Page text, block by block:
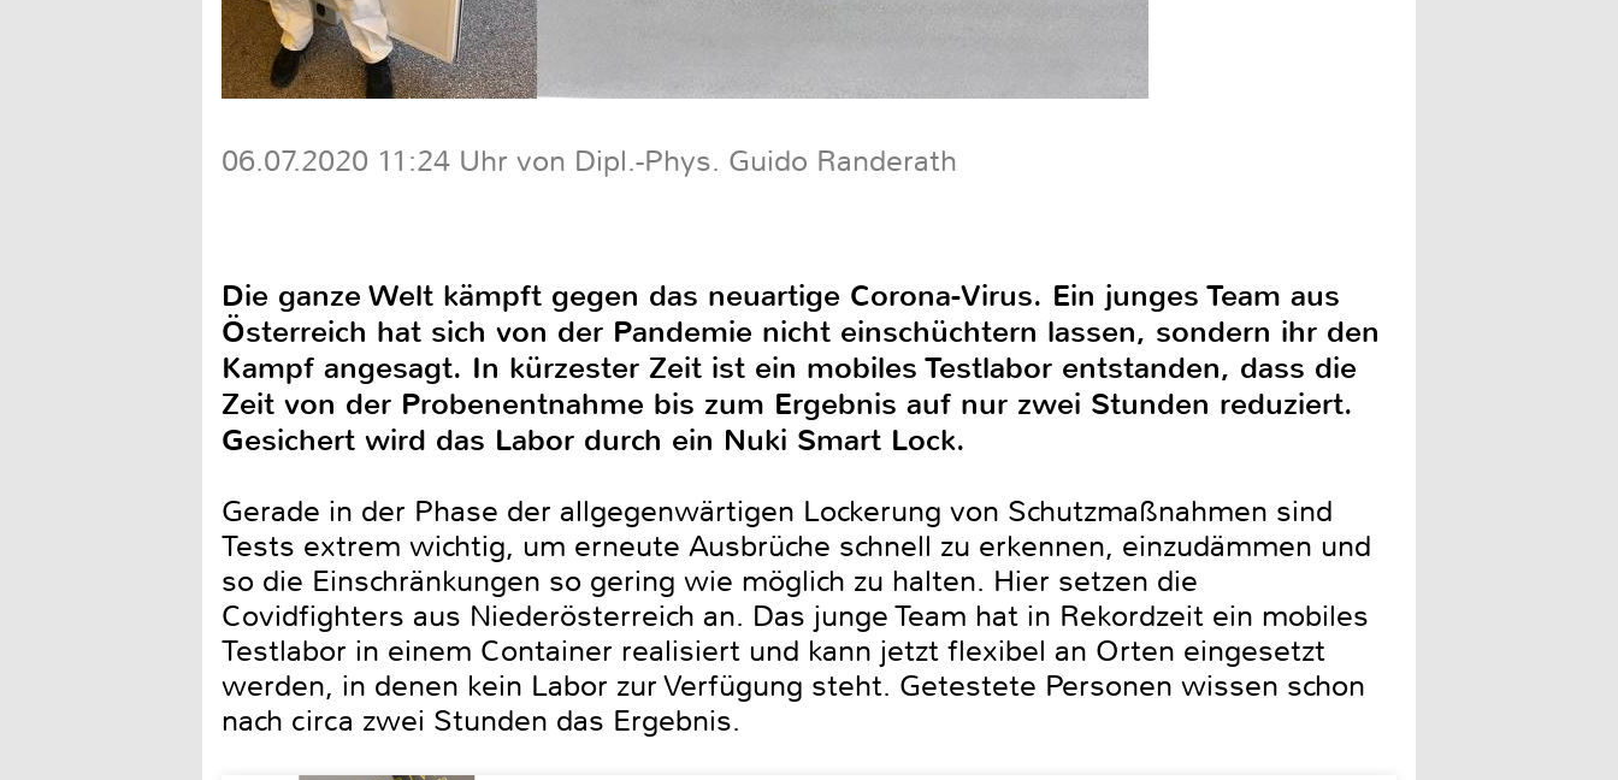
06.07.2020 11:24 Uhr von Dipl.-Phys. Guido Randerath
Die ganze Welt kämpft gegen das neuartige Corona-Virus. Ein junges Team aus
Österreich hat sich von der Pandemie nicht einschüchtern lassen, sondern ihr den
Kampf angesagt. In kürzester Zeit ist ein mobiles Testlabor entstanden, dass die
Zeit von der Probenentnahme bis zum Ergebnis auf nur zwei Stunden reduziert.
Gesichert wird das Labor durch ein Nuki Smart Lock.
Gerade in der Phase der allgegenwärtigen Lockerung von Schutzmaßnahmen sind
Tests extrem wichtig, um erneute Ausbrüche schnell zu erkennen, einzudämmen und
so die Einschränkungen so gering wie möglich zu halten. Hier setzen die
Covidfighters aus Niederösterreich an. Das junge Team hat in Rekordzeit ein mobiles
Testlabor in einem Container realisiert und kann jetzt flexibel an Orten eingesetzt
werden, in denen kein Labor zur Verfügung steht. Getestete Personen wissen schon
nach circa zwei Stunden das Ergebnis.